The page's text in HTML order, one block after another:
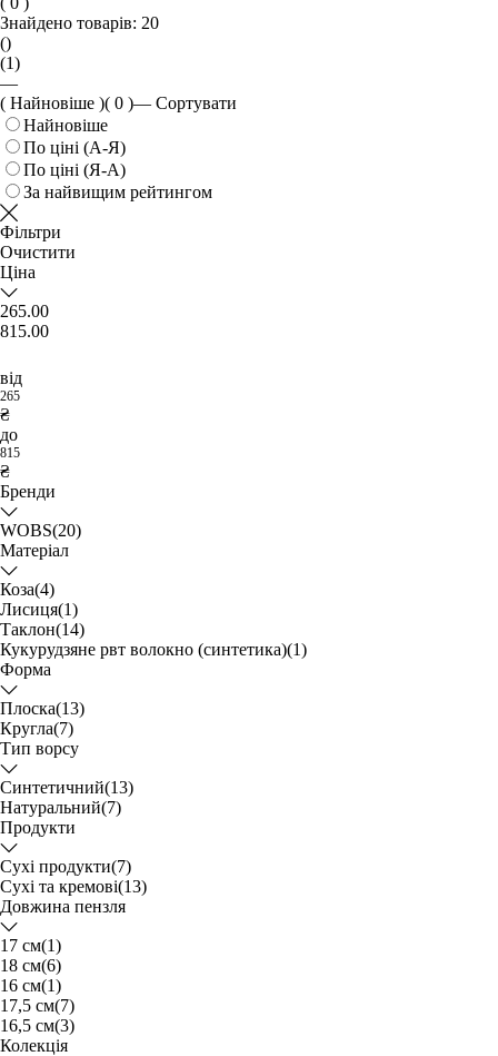
Знайдено товарів: 20
()
(1)
—
( Найновіше )( 0 )— Сортувати
Найновіше
По ціні (А-Я)
По ціні (Я-А)
За найвищим рейтингом
Фільтри
Очистити
Ціна
265.00
815.00
від
265
₴
до
815
₴
Бренди
WOBS(20)
Матеріал
Коза(4)
Лисиця(1)
Таклон(14)
Кукурудзяне рвт волокно (синтетика)(1)
Форма
Плоска(13)
Кругла(7)
Тип ворсу
Синтетичний(13)
Натуральний(7)
Продукти
Сухі продукти(7)
Сухі та кремові(13)
Довжина пензля
17 см(1)
18 см(6)
16 см(1)
17,5 см(7)
16,5 см(3)
Колекція